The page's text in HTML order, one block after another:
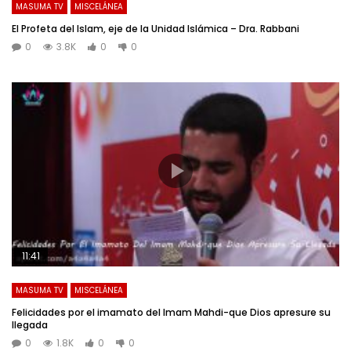
MASUMA TV MISCELÁNEA
El Profeta del Islam, eje de la Unidad Islámica – Dra. Rabbani
0
3.8K 0 0
11:41
MASUMA TV MISCELÁNEA
Felicidades por el imamato del Imam Mahdi-que Dios apresure su
llegada
0
1.8K 0 0